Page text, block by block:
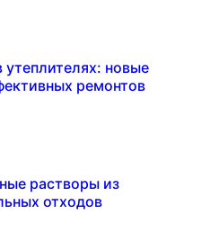
новые
ремонтов
растворы из
отходов